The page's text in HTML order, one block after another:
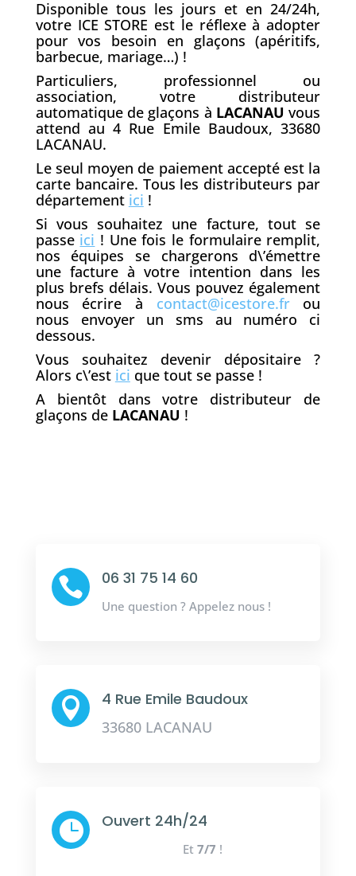
Disponible tous les jours et en 24/24h,
votre ICE STORE est le réflexe à adopter
pour vos besoin en glaçons (apéritifs,
barbecue, mariage…) !
Particuliers, professionnel ou
association, votre distributeur
automatique de glaçons à LACANAU vous
attend au 4 Rue Emile Baudoux, 33680
LACANAU.
Le seul moyen de paiement accepté est la
carte bancaire. Tous les distributeurs par
département ici !
Si vous souhaitez une facture, tout se
passe ici ! Une fois le formulaire remplit,
nos équipes se chargerons d\’émettre
une facture à votre intention dans les
plus brefs délais. Vous pouvez également
nous écrire à contact@icestore.frou
nous envoyer un sms au numéro ci
dessous.
Vous souhaitez devenir dépositaire ?
Alors c\’est ici que tout se passe !
A bientôt dans votre distributeur de
glaçons de LACANAU !
 06 31 75 14 60
Une question ? Appelez nous !
 4 Rue Emile Baudoux
33680 LACANAU
 Ouvert 24h/24
Et7/7 !